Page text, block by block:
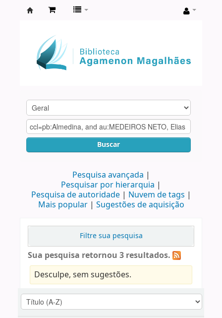
Agamenon
Magalhães
Buscar
Pesquisa avançada
Pesquisar por hierarquia
Pesquisa de autoridade
Nuvem de tags
Mais popular
Sugestões de aquisição
Filtre sua pesquisa
Sua pesquisa retornou 3 resultados.
Desculpe, sem sugestões.